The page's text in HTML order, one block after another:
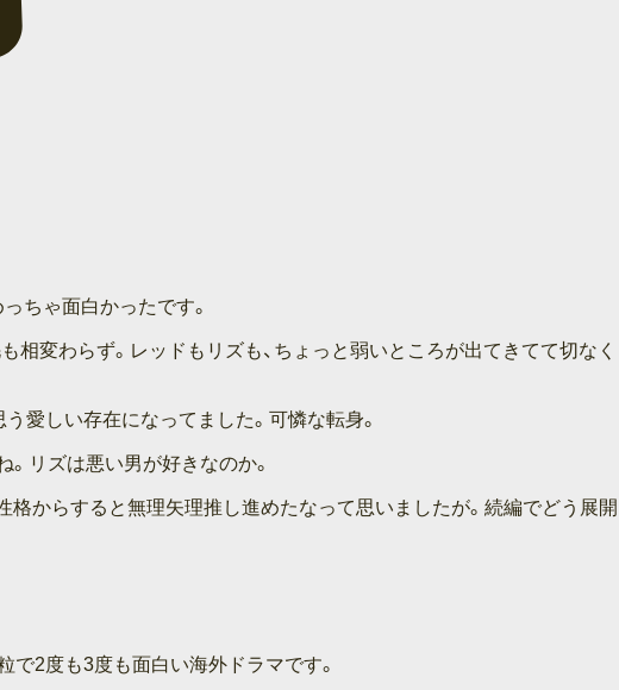
ちゃ面白かったです。
相変わらず。レッドもリズも、ちょっと弱いところが出てきてて切なく
愛しい存在になってました。可憐な転身。
リズは悪い男が好きなのか。
からすると無理矢理推し進めたなって思いましたが。続編でどう展開
2度も3度も面白い海外ドラマです。